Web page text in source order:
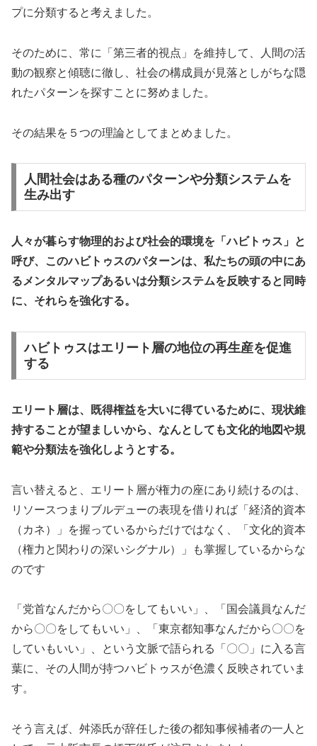
プに分類すると考えました。
そのために、常に「第三者的視点」を維持して、人間の活
動の観察と傾聴に徹し、社会の構成員が見落としがちな隠
れたパターンを探すことに努めました。
その結果を５つの理論としてまとめました。
人間社会はある種のパターンや分類システムを
生み出す
人々が暮らす物理的および社会的環境を「ハビトゥス」と
呼び、このハビトゥスのパターンは、私たちの頭の中にあ
るメンタルマップあるいは分類システムを反映すると同時
に、それらを強化する。
ハビトゥスはエリート層の地位の再生産を促進
する
エリート層は、既得権益を大いに得ているために、現状維
持することが望ましいから、なんとしても文化的地図や規
範や分類法を強化しようとする。
言い替えると、エリート層が権力の座にあり続けるのは、
リソースつまりブルデューの表現を借りれば「経済的資本
（カネ）」を握っているからだけではなく、「文化的資本
（権力と関わりの深いシグナル）」も掌握しているからな
のです
「党首なんだから〇〇をしてもいい」、「国会議員なんだ
から〇〇をしてもいい」、「東京都知事なんだから〇〇を
していもいい」、という文脈で語られる「〇〇」に入る言
葉に、その人間が持つハビトゥスが色濃く反映されていま
す。
そう言えば、舛添氏が辞任した後の都知事候補者の一人と